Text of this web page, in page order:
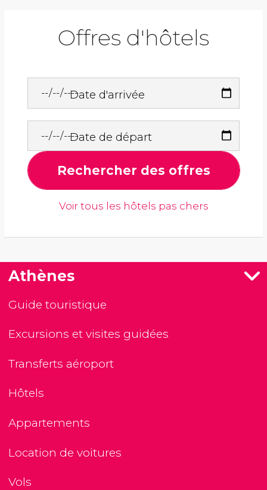
Offres d'hôtels
Date d'arrivée
Date de départ
Rechercher des offres
Voir tous les hôtels pas chers
Athènes
Guide touristique
Excursions et visites guidées
Transferts aéroport
Hôtels
Appartements
Location de voitures
Vols